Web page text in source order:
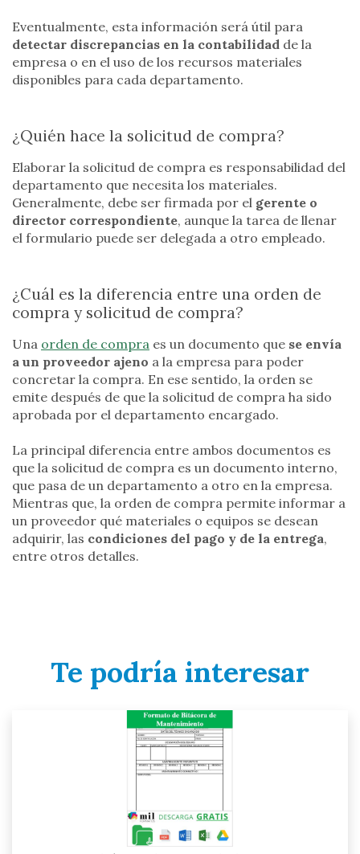
Eventualmente, esta información será útil para
detectar discrepancias en la contabilidad de la
empresa o en el uso de los recursos materiales
disponibles para cada departamento.
¿Quién hace la solicitud de compra?
Elaborar la solicitud de compra es responsabilidad del
departamento que necesita los materiales.
Generalmente, debe ser firmada por el gerente o
director correspondiente, aunque la tarea de llenar
el formulario puede ser delegada a otro empleado.
¿Cuál es la diferencia entre una orden de
compra y solicitud de compra?
Una orden de compra es un documento que se envía
a un proveedor ajeno a la empresa para poder
concretar la compra. En ese sentido, la orden se
emite después de que la solicitud de compra ha sido
aprobada por el departamento encargado.
La principal diferencia entre ambos documentos es
que la solicitud de compra es un documento interno,
que pasa de un departamento a otro en la empresa.
Mientras que, la orden de compra permite informar a
un proveedor qué materiales o equipos se desean
adquirir, las condiciones del pago y de la entrega,
entre otros detalles.
Te podría interesar